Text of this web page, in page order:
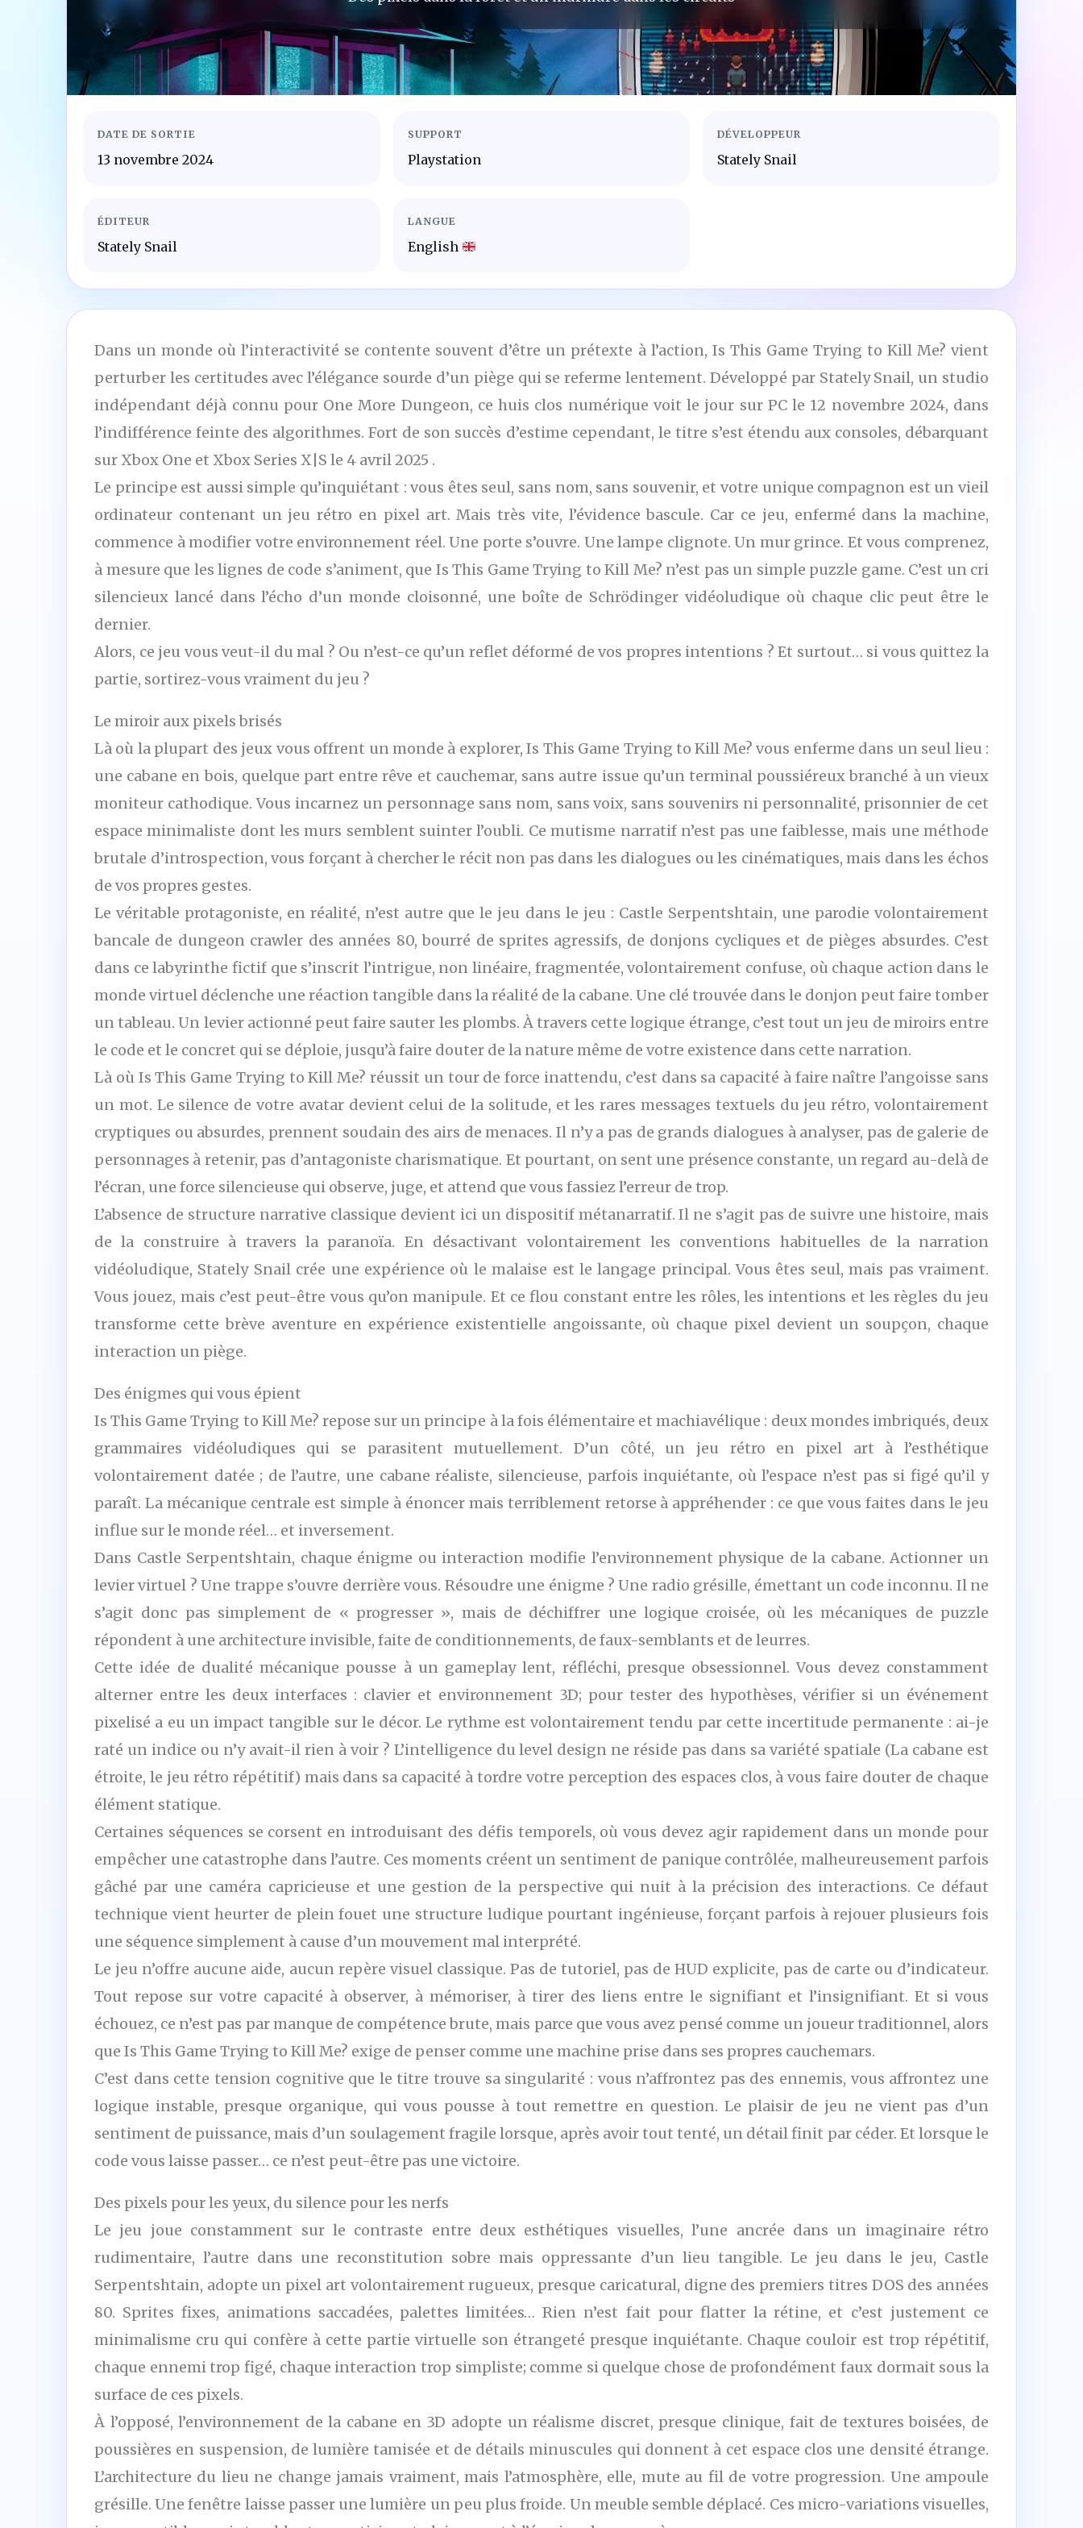
DATE DE SORTIE
13 novembre 2024
SUPPORT
Playstation
DÉVELOPPEUR
Stately Snail
ÉDITEUR
Stately Snail
LANGUE
English
Dans un monde où l’interactivité se contente souvent d’être un prétexte à l’action, Is This Game Trying to Kill Me? vient
perturber les certitudes avec l’élégance sourde d’un piège qui se referme lentement. Développé par Stately Snail, un studio
indépendant déjà connu pour One More Dungeon, ce huis clos numérique voit le jour sur PC le 12 novembre 2024, dans
l’indifférence feinte des algorithmes. Fort de son succès d’estime cependant, le titre s’est étendu aux consoles, débarquant
sur Xbox One et Xbox Series X|S le 4 avril 2025 .
Le principe est aussi simple qu’inquiétant : vous êtes seul, sans nom, sans souvenir, et votre unique compagnon est un vieil
ordinateur contenant un jeu rétro en pixel art. Mais très vite, l’évidence bascule. Car ce jeu, enfermé dans la machine,
commence à modifier votre environnement réel. Une porte s’ouvre. Une lampe clignote. Un mur grince. Et vous comprenez,
à mesure que les lignes de code s’animent, que Is This Game Trying to Kill Me? n’est pas un simple puzzle game. C’est un cri
silencieux lancé dans l’écho d’un monde cloisonné, une boîte de Schrödinger vidéoludique où chaque clic peut être le
dernier.
Alors, ce jeu vous veut-il du mal ? Ou n’est-ce qu’un reflet déformé de vos propres intentions ? Et surtout… si vous quittez la
partie, sortirez-vous vraiment du jeu ?
Le miroir aux pixels brisés
Là où la plupart des jeux vous offrent un monde à explorer, Is This Game Trying to Kill Me? vous enferme dans un seul lieu :
une cabane en bois, quelque part entre rêve et cauchemar, sans autre issue qu’un terminal poussiéreux branché à un vieux
moniteur cathodique. Vous incarnez un personnage sans nom, sans voix, sans souvenirs ni personnalité, prisonnier de cet
espace minimaliste dont les murs semblent suinter l’oubli. Ce mutisme narratif n’est pas une faiblesse, mais une méthode
brutale d’introspection, vous forçant à chercher le récit non pas dans les dialogues ou les cinématiques, mais dans les échos
de vos propres gestes.
Le véritable protagoniste, en réalité, n’est autre que le jeu dans le jeu : Castle Serpentshtain, une parodie volontairement
bancale de dungeon crawler des années 80, bourré de sprites agressifs, de donjons cycliques et de pièges absurdes. C’est
dans ce labyrinthe fictif que s’inscrit l’intrigue, non linéaire, fragmentée, volontairement confuse, où chaque action dans le
monde virtuel déclenche une réaction tangible dans la réalité de la cabane. Une clé trouvée dans le donjon peut faire tomber
un tableau. Un levier actionné peut faire sauter les plombs. À travers cette logique étrange, c’est tout un jeu de miroirs entre
le code et le concret qui se déploie, jusqu’à faire douter de la nature même de votre existence dans cette narration.
Là où Is This Game Trying to Kill Me? réussit un tour de force inattendu, c’est dans sa capacité à faire naître l’angoisse sans
un mot. Le silence de votre avatar devient celui de la solitude, et les rares messages textuels du jeu rétro, volontairement
cryptiques ou absurdes, prennent soudain des airs de menaces. Il n’y a pas de grands dialogues à analyser, pas de galerie de
personnages à retenir, pas d’antagoniste charismatique. Et pourtant, on sent une présence constante, un regard au-delà de
l’écran, une force silencieuse qui observe, juge, et attend que vous fassiez l’erreur de trop.
L’absence de structure narrative classique devient ici un dispositif métanarratif. Il ne s’agit pas de suivre une histoire, mais
de la construire à travers la paranoïa. En désactivant volontairement les conventions habituelles de la narration
vidéoludique, Stately Snail crée une expérience où le malaise est le langage principal. Vous êtes seul, mais pas vraiment.
Vous jouez, mais c’est peut-être vous qu’on manipule. Et ce flou constant entre les rôles, les intentions et les règles du jeu
transforme cette brève aventure en expérience existentielle angoissante, où chaque pixel devient un soupçon, chaque
interaction un piège.
Des énigmes qui vous épient
Is This Game Trying to Kill Me? repose sur un principe à la fois élémentaire et machiavélique : deux mondes imbriqués, deux
grammaires vidéoludiques qui se parasitent mutuellement. D’un côté, un jeu rétro en pixel art à l’esthétique
volontairement datée ; de l’autre, une cabane réaliste, silencieuse, parfois inquiétante, où l’espace n’est pas si figé qu’il y
paraît. La mécanique centrale est simple à énoncer mais terriblement retorse à appréhender : ce que vous faites dans le jeu
influe sur le monde réel… et inversement.
Dans Castle Serpentshtain, chaque énigme ou interaction modifie l’environnement physique de la cabane. Actionner un
levier virtuel ? Une trappe s’ouvre derrière vous. Résoudre une énigme ? Une radio grésille, émettant un code inconnu. Il ne
s’agit donc pas simplement de « progresser », mais de déchiffrer une logique croisée, où les mécaniques de puzzle
répondent à une architecture invisible, faite de conditionnements, de faux-semblants et de leurres.
Cette idée de dualité mécanique pousse à un gameplay lent, réfléchi, presque obsessionnel. Vous devez constamment
alterner entre les deux interfaces : clavier et environnement 3D; pour tester des hypothèses, vérifier si un événement
pixelisé a eu un impact tangible sur le décor. Le rythme est volontairement tendu par cette incertitude permanente : ai-je
raté un indice ou n’y avait-il rien à voir ? L’intelligence du level design ne réside pas dans sa variété spatiale (La cabane est
étroite, le jeu rétro répétitif) mais dans sa capacité à tordre votre perception des espaces clos, à vous faire douter de chaque
élément statique.
Certaines séquences se corsent en introduisant des défis temporels, où vous devez agir rapidement dans un monde pour
empêcher une catastrophe dans l’autre. Ces moments créent un sentiment de panique contrôlée, malheureusement parfois
gâché par une caméra capricieuse et une gestion de la perspective qui nuit à la précision des interactions. Ce défaut
technique vient heurter de plein fouet une structure ludique pourtant ingénieuse, forçant parfois à rejouer plusieurs fois
une séquence simplement à cause d’un mouvement mal interprété.
Le jeu n’offre aucune aide, aucun repère visuel classique. Pas de tutoriel, pas de HUD explicite, pas de carte ou d’indicateur.
Tout repose sur votre capacité à observer, à mémoriser, à tirer des liens entre le signifiant et l’insignifiant. Et si vous
échouez, ce n’est pas par manque de compétence brute, mais parce que vous avez pensé comme un joueur traditionnel, alors
que Is This Game Trying to Kill Me? exige de penser comme une machine prise dans ses propres cauchemars.
C’est dans cette tension cognitive que le titre trouve sa singularité : vous n’affrontez pas des ennemis, vous affrontez une
logique instable, presque organique, qui vous pousse à tout remettre en question. Le plaisir de jeu ne vient pas d’un
sentiment de puissance, mais d’un soulagement fragile lorsque, après avoir tout tenté, un détail finit par céder. Et lorsque le
code vous laisse passer… ce n’est peut-être pas une victoire.
Des pixels pour les yeux, du silence pour les nerfs
Le jeu joue constamment sur le contraste entre deux esthétiques visuelles, l’une ancrée dans un imaginaire rétro
rudimentaire, l’autre dans une reconstitution sobre mais oppressante d’un lieu tangible. Le jeu dans le jeu, Castle
Serpentshtain, adopte un pixel art volontairement rugueux, presque caricatural, digne des premiers titres DOS des années
80. Sprites fixes, animations saccadées, palettes limitées… Rien n’est fait pour flatter la rétine, et c’est justement ce
minimalisme cru qui confère à cette partie virtuelle son étrangeté presque inquiétante. Chaque couloir est trop répétitif,
chaque ennemi trop figé, chaque interaction trop simpliste; comme si quelque chose de profondément faux dormait sous la
surface de ces pixels.
À l’opposé, l’environnement de la cabane en 3D adopte un réalisme discret, presque clinique, fait de textures boisées, de
poussières en suspension, de lumière tamisée et de détails minuscules qui donnent à cet espace clos une densité étrange.
L’architecture du lieu ne change jamais vraiment, mais l’atmosphère, elle, mute au fil de votre progression. Une ampoule
grésille. Une fenêtre laisse passer une lumière un peu plus froide. Un meuble semble déplacé. Ces micro-variations visuelles,